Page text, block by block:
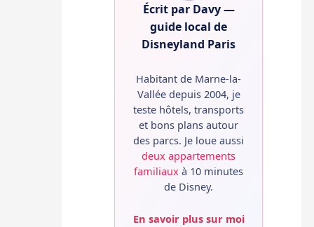
Écrit par Davy —
guide local de
Disneyland Paris
Habitant de Marne-la-
Vallée depuis 2004, je
teste hôtels, transports
et bons plans autour
des parcs. Je loue aussi
deux appartements
familiaux à 10 minutes
de Disney.
En savoir plus sur moi